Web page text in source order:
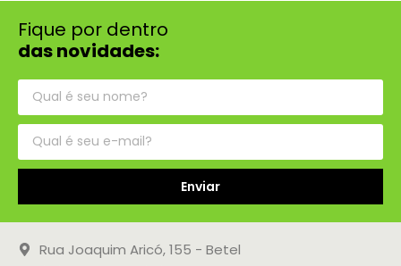
Fique por dentro
das novidades:
Enviar
Rua Joaquim Aricó, 155 - Betel